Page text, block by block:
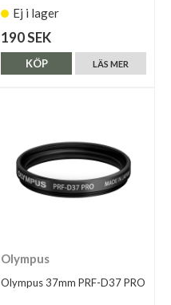
Ej i lager
190 SEK
LÄS MER
KÖP
Olympus
Olympus 37mm PRF-D37 PRO